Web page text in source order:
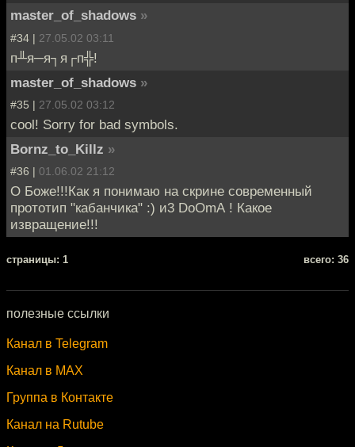
master_of_shadows »
#34 | 27.05.02 03:11
п╨я─я┐я┌п╬!
master_of_shadows »
#35 | 27.05.02 03:12
cool! Sorry for bad symbols.
Bornz_to_Killz »
#36 | 01.06.02 21:12
О Боже!!!Как я понимаю на скрине современный
прототип "кабанчика" :) и3 DoOmА ! Какое
извращение!!!
cтраницы: 1 всего: 36
полезные ссылки
Канал в Telegram
Канал в MAX
Группа в Контакте
Канал на Rutube